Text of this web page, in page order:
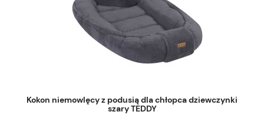
Kokon niemowlęcy z podusią dla chłopca dziewczynki
szary TEDDY